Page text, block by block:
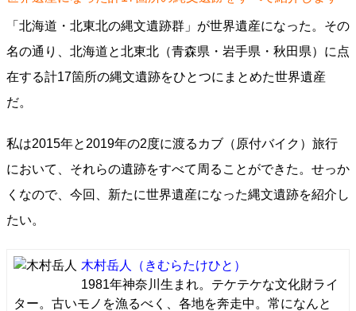
「北海道・北東北の縄文遺跡群」が世界遺産になった。その
名の通り、北海道と北東北（青森県・岩手県・秋田県）に点
在する計17箇所の縄文遺跡をひとつにまとめた世界遺産
だ。
私は2015年と2019年の2度に渡るカブ（原付バイク）旅行
において、それらの遺跡をすべて周ることができた。せっか
くなので、今回、新たに世界遺産になった縄文遺跡を紹介し
たい。
木村岳人
（きむらたけひと）
1981年神奈川生まれ。テケテケな文化財ライ
ター。古いモノを漁るべく、各地を奔走中。常になんと